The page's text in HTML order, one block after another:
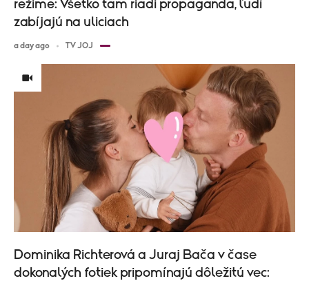
režime: Všetko tam riadi propaganda, ľudí
zabíjajú na uliciach
a day ago TV JOJ
Dominika Richterová a Juraj Bača v čase
dokonalých fotiek pripomínajú dôležitú vec: